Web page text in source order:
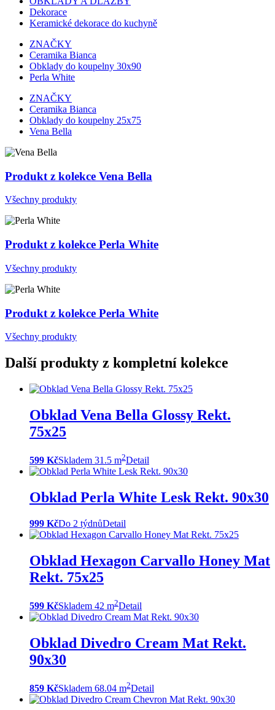
Dekorace
Keramické dekorace do kuchyně
ZNAČKY
Ceramika Bianca
Obklady do koupelny 30x90
Perla White
ZNAČKY
Ceramika Bianca
Obklady do koupelny 25x75
Vena Bella
Produkt z kolekce Vena Bella
Všechny produkty
Produkt z kolekce Perla White
Všechny produkty
Produkt z kolekce Perla White
Všechny produkty
Další produkty z kompletní kolekce
Obklad Vena Bella Glossy Rekt.
75x25
599 KčSkladem 31.5 m2Detail
Obklad Perla White Lesk Rekt. 90x30
999 KčDo 2 týdnůDetail
Obklad Hexagon Carvallo Honey Mat
Rekt. 75x25
599 KčSkladem 42 m2Detail
Obklad Divedro Cream Mat Rekt.
90x30
859 KčSkladem 68.04 m2Detail